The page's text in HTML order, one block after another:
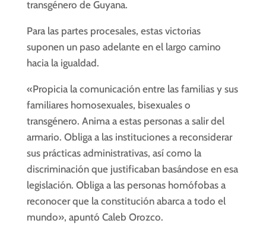
transgénero de Guyana.
Para las partes procesales, estas victorias
suponen un paso adelante en el largo camino
hacia la igualdad.
«Propicia la comunicación entre las familias y sus
familiares homosexuales, bisexuales o
transgénero. Anima a estas personas a salir del
armario. Obliga a las instituciones a reconsiderar
sus prácticas administrativas, así como la
discriminación que justificaban basándose en esa
legislación. Obliga a las personas homófobas a
reconocer que la constitución abarca a todo el
mundo», apuntó Caleb Orozco.